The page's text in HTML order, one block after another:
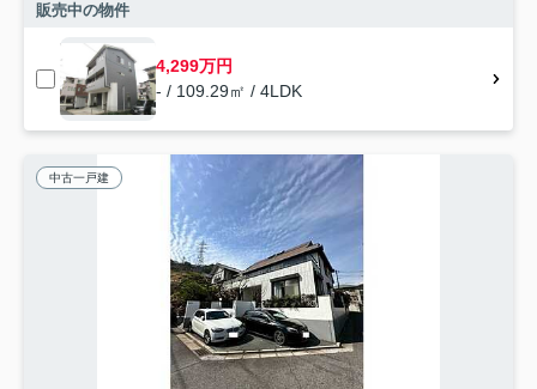
販売中の物件
4,299万円
- / 109.29㎡ / 4LDK
中古一戸建